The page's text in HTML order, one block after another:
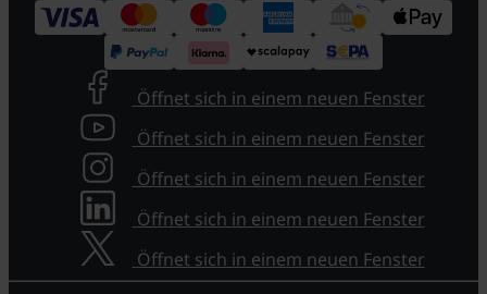
Öffnet sich in einem neuen Fenster
Öffnet sich in einem neuen Fenster
Öffnet sich in einem neuen Fenster
Öffnet sich in einem neuen Fenster
Öffnet sich in einem neuen Fenster